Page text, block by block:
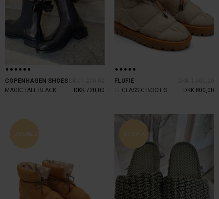
COPENHAGEN SHOES
MAGIC FALL BLACK
DKK 720,00
FLUFIE
DKK 800,00
UDSALG UDSALG